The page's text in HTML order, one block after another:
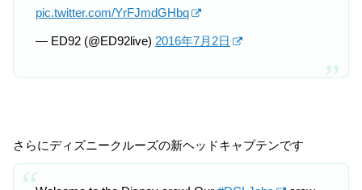
pic.twitter.com/YrFJmdGHbq
— ED92 (@ED92live) 2016年7月2日
さらにディズニークルーズの新ヘッドキャプテンです